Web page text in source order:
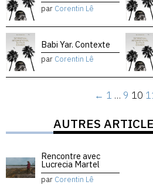
par Corentin Lê
Babi Yar. Contexte
par Corentin Lê
← 1 … 9 10
AUTRES
Rencontre avec
Lucrecia Martel
par Corentin Lê